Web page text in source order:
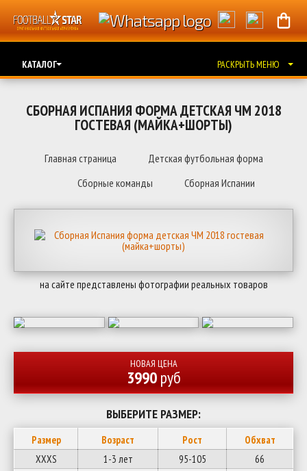
КАТАЛОГ РАСКРЫТЬ МЕНЮ
СБОРНАЯ ИСПАНИЯ ФОРМА ДЕТСКАЯ ЧМ 2018
ГОСТЕВАЯ (МАЙКА+ШОРТЫ)
Главная страница
Детская футбольная форма
Сборные команды
Сборная Испании
на сайте представлены фотографии реальных товаров
НОВАЯ ЦЕНА
3990руб
ВЫБЕРИТЕ РАЗМЕР:
Размер Возраст Рост
Обхват
XXXS
1-3 лет 95-105
66